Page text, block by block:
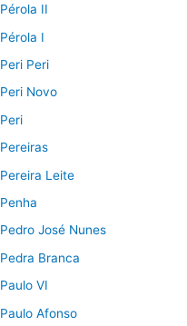
II
I
Peri
Novo
Leite
José Nunes
Branca
VI
Afonso